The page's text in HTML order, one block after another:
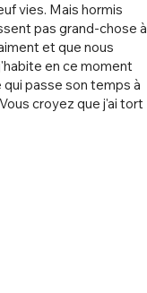
vies. Mais hormis
pas grand-chose à
et que nous
en ce moment
passe son temps à
croyez que j'ai tort